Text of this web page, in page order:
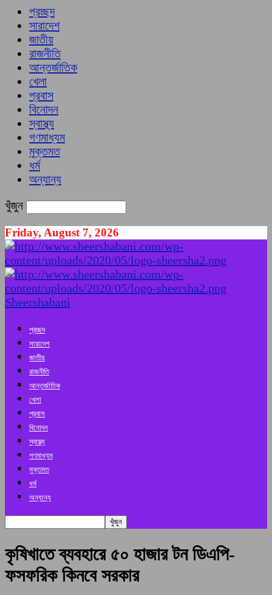
প্রচ্ছদ
সারাদেশ
জাতীয়
রাজনীতি
আন্তর্জাতিক
খেলা
প্রবাস
বিনোদন
স্বাস্থ্য
গণমাধ্যম
মুক্তমত
ধর্ম
অন্যান্য
খুঁজুন
Friday, August 7, 2026
Sheershabani
প্রচ্ছদ
সারাদেশ
জাতীয়
রাজনীতি
আন্তর্জাতিক
খেলা
প্রবাস
বিনোদন
স্বাস্থ্য
গণমাধ্যম
মুক্তমত
ধর্ম
অন্যান্য
কৃষিখাতে ব্যবহারে ৫০ হাজার টন ডিএপি-
ফসফরিক কিনবে সরকার